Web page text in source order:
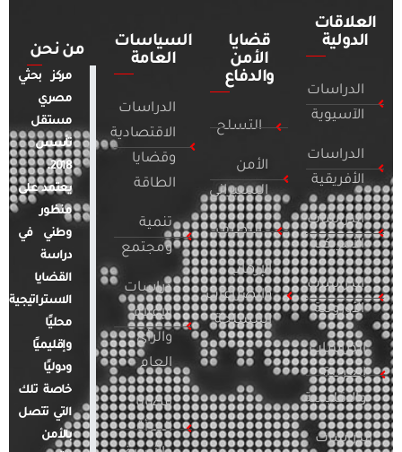
العلاقات
الدولية
الدراسات
الآسيوية
الدراسات
الأفريقية
الدراسات
الأمريكية
الدراسات
الأوروبية
الدراسات
العربية
والإقليمية
الدراسات
قضايا
الأمن
والدفاع
التسلح
الأمن
السيبراني
التطرف
الإرهاب
والصراعات
المسلحة
السياسات
العامة
الدراسات
الاقتصادية
وقضايا
الطاقة
تنمية
ومجتمع
دراسات
الإعلام
والرأي
العام
قضايا
المرأة
من نحن
مركز بحثي
مصري
مستقل
تأسس
2018.
يعتمد على
منظور
وطني في
دراسة
القضايا
الاستراتيجية
محليًا
وإقليميًا
ودوليًا
خاصة تلك
التي تتصل
بالأمن